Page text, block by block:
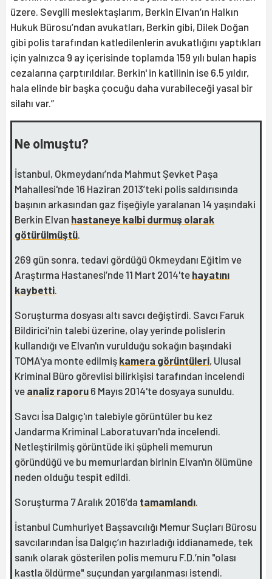
üzere. Sevgili meslektaşlarım, Berkin Elvan’ın Halkın
Hukuk Bürosu’ndan avukatları, Berkin gibi, Dilek Doğan
gibi polis tarafından katledilenlerin avukatlığını yaptıkları
için yalnızca 9 ay içerisinde toplamda 159 yılı bulan hapis
cezalarına çarptırıldılar. Berkin' in katilinin ise 6,5 yıldır,
hala elinde bir başka çocuğu daha vurabileceği yasal bir
silahı var.”
Ne olmuştu?
İstanbul, Okmeydanı’nda Mahmut Şevket Paşa
Mahallesi'nde 16 Haziran 2013’teki polis saldırısında
başının arkasından gaz fişeğiyle yaralanan 14 yaşındaki
Berkin Elvan hastaneye kalbi durmuş olarak
götürülmüştü
269 gün sonra, tedavi gördüğü Okmeydanı Eğitim ve
Araştırma Hastanesi’nde 11 Mart 2014'te hayatını
kaybetti
Soruşturma dosyası altı savcı değiştirdi. Savcı Faruk
Bildirici'nin talebi üzerine, olay yerinde polislerin
kullandığı ve Elvan'ın vurulduğu sokağın başındaki
TOMA'ya monte edilmiş kamera görüntüleri, Ulusal
Kriminal Büro görevlisi bilirkişisi tarafından incelendi
ve analiz raporu 6 Mayıs 2014'te dosyaya sunuldu.
Savcı İsa Dalgıç'ın talebiyle görüntüler bu kez
Jandarma Kriminal Laboratuvarı'nda incelendi.
Netleştirilmiş görüntüde iki şüpheli memurun
göründüğü ve bu memurlardan birinin Elvan'ın ölümüne
neden olduğu tespit edildi.
Soruşturma 7 Aralık 2016’da tamamlandı
İstanbul Cumhuriyet Başsavcılığı Memur Suçları Bürosu
savcılarından İsa Dalgıç’ın hazırladığı iddianamede, tek
sanık olarak gösterilen polis memuru F.D.’nin "olası
kastla öldürme" suçundan yargılanması istendi.